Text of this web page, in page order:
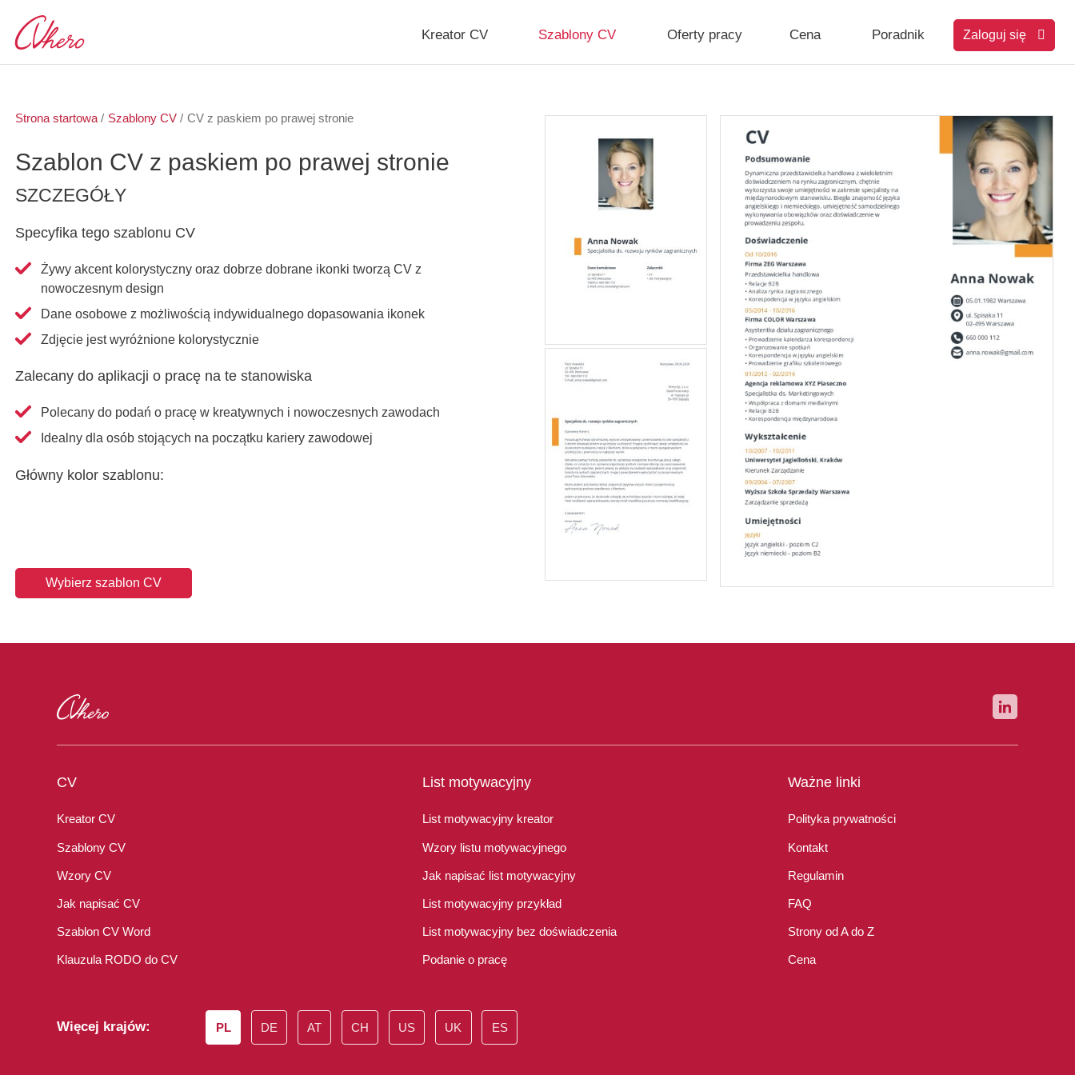
Kreator CV Szablony CV Oferty pracy Cena Poradnik Zaloguj się
Strona startowa / Szablony CV/ CV z paskiem po prawej stronie
Szablon CV z paskiem po prawej stronie
SZCZEGÓŁY
Specyfika tego szablonu CV
Żywy akcent kolorystyczny oraz dobrze dobrane ikonki tworzą CV z
nowoczesnym design
Dane osobowe z możliwością indywidualnego dopasowania ikonek
Zdjęcie jest wyróżnione kolorystycznie
Zalecany do aplikacji o pracę na te stanowiska
Polecany do podań o pracę w kreatywnych i nowoczesnych zawodach
Idealny dla osób stojących na początku kariery zawodowej
Główny kolor szablonu:
Wybierz szablon CV
CV
Kreator CV
Szablony CV
Wzory CV
Jak napisać CV
Szablon CV Word
Klauzula RODO do CV
List motywacyjny
List motywacyjny kreator
Wzory listu motywacyjnego
Jak napisać list motywacyjny
List motywacyjny przykład
List motywacyjny bez doświadczenia
Podanie o pracę
Ważne linki
Polityka prywatności
Kontakt
Regulamin
FAQ
Strony od A do Z
Cena
Więcej krajów: PL DE AT CH US UK ES